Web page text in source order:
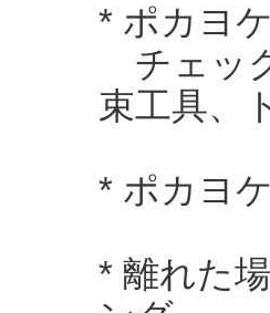
* ポカヨ
チェッ
束工具、
* ポカヨ
* 離れた